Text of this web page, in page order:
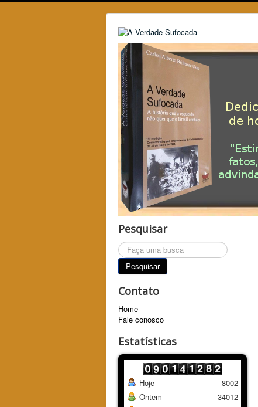
Pesquisar
Pesquisar...
Pesquisar
Contato
Home
Fale conosco
Estatísticas
Hoje
Ontem
8002
34012